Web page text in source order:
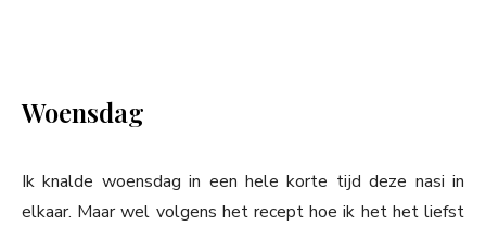
Woensdag
Ik knalde woensdag in een hele korte tijd deze nasi in
elkaar. Maar wel volgens het recept hoe ik het het liefst